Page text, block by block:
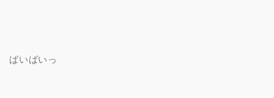
ばいばいっ